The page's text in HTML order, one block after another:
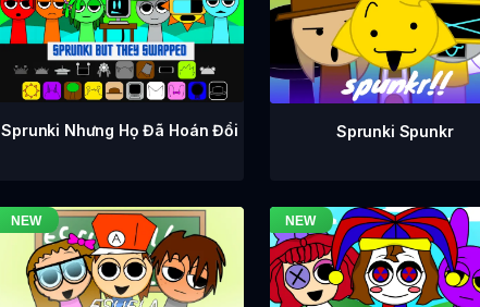
Sprunki Nhưng Họ Đã Hoán Đổi Sprunki Spunkr